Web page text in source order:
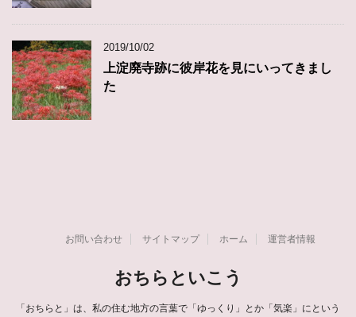
2019/10/02
上淀廃寺跡に彼岸花を見にいってきまし
た
お問い合わせ サイトマップ ホーム 運営者情報
おちらといこう
「おちらと」は、私の住む地方の言葉で「ゆっくり」とか「気楽」にという